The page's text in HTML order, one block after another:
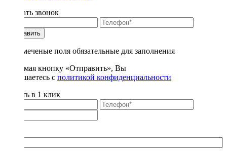
Заказать звонок
Отправить
* - отмеченые поля обязательные для заполнения
Нажимая кнопку «Отправить», Вы
соглашаетесь с политикой конфиденциальности
Купить в 1 клик